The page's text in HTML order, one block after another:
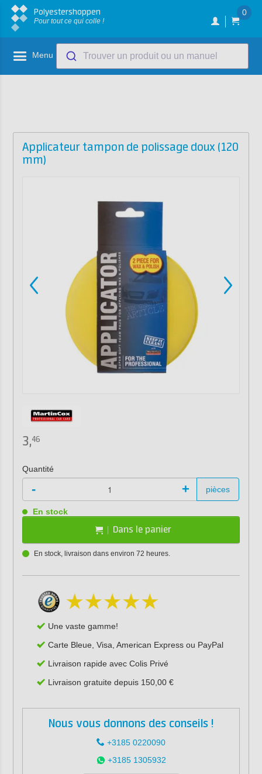
Polyestershoppen
Pour tout ce qui colle !
0
Menu Trouver un produit ou un manuel
Applicateur tampon de polissage doux (120
mm)
3,46
Quantité
- + pièces
En stock
Dans le panier
En stock, livraison dans environ 72 heures.
Une vaste gamme!
Carte Bleue, Visa, American Express ou PayPal
Livraison rapide avec Colis Privé
Livraison gratuite depuis 150,00 €
Nous vous donnons des conseils !
+3185 0220090
+3185 1305932